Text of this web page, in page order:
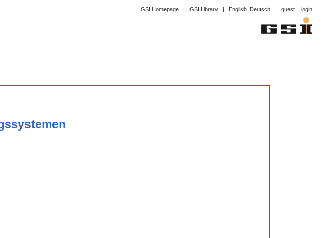
GSI Homepage | GSI Library | English Deutsch | guest :: login